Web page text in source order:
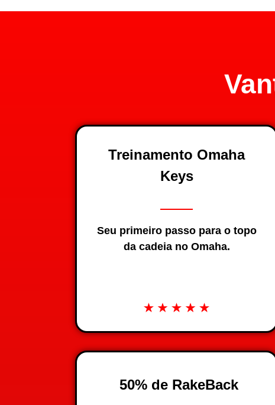
Treinamento Omaha
Keys
Seu primeiro passo para o topo
da cadeia no Omaha.
50% de RakeBack